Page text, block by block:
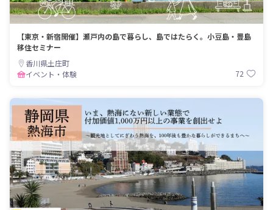
【東京・新宿開催】瀬戸内の島で暮らし、島ではたらく。小豆島・豊島
移住セミナー
香川県土庄町
イベント・体験
72